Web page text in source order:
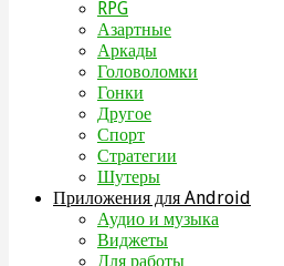
RPG
Азартные
Аркады
Головоломки
Гонки
Другое
Спорт
Стратегии
Шутеры
Приложения для Android
Аудио и музыка
Виджеты
Для работы